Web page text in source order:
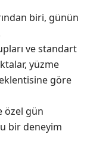
biri, günün
ve standart
yüzme
göre
özel gün
bir deneyim